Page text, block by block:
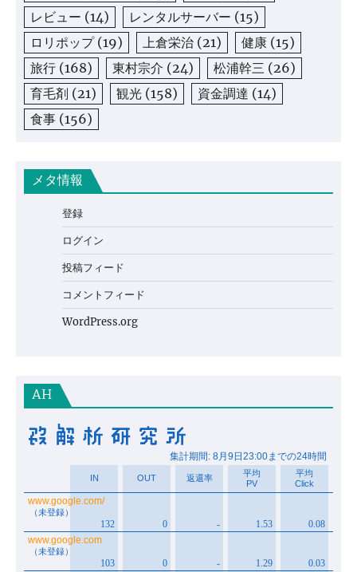
レビュー (14) レンタルサーバー (15)
ロリポップ(19) 上倉栄治 (21) 健康 (15)
旅行 (168) 東村宗介 (24) 松浦幹三 (26)
育毛剤 (21) 観光 (158) 資金調達 (14)
食事 (156)
メタ情報
登録
ログイン
投稿フィード
コメントフィード
WordPress.org
AH